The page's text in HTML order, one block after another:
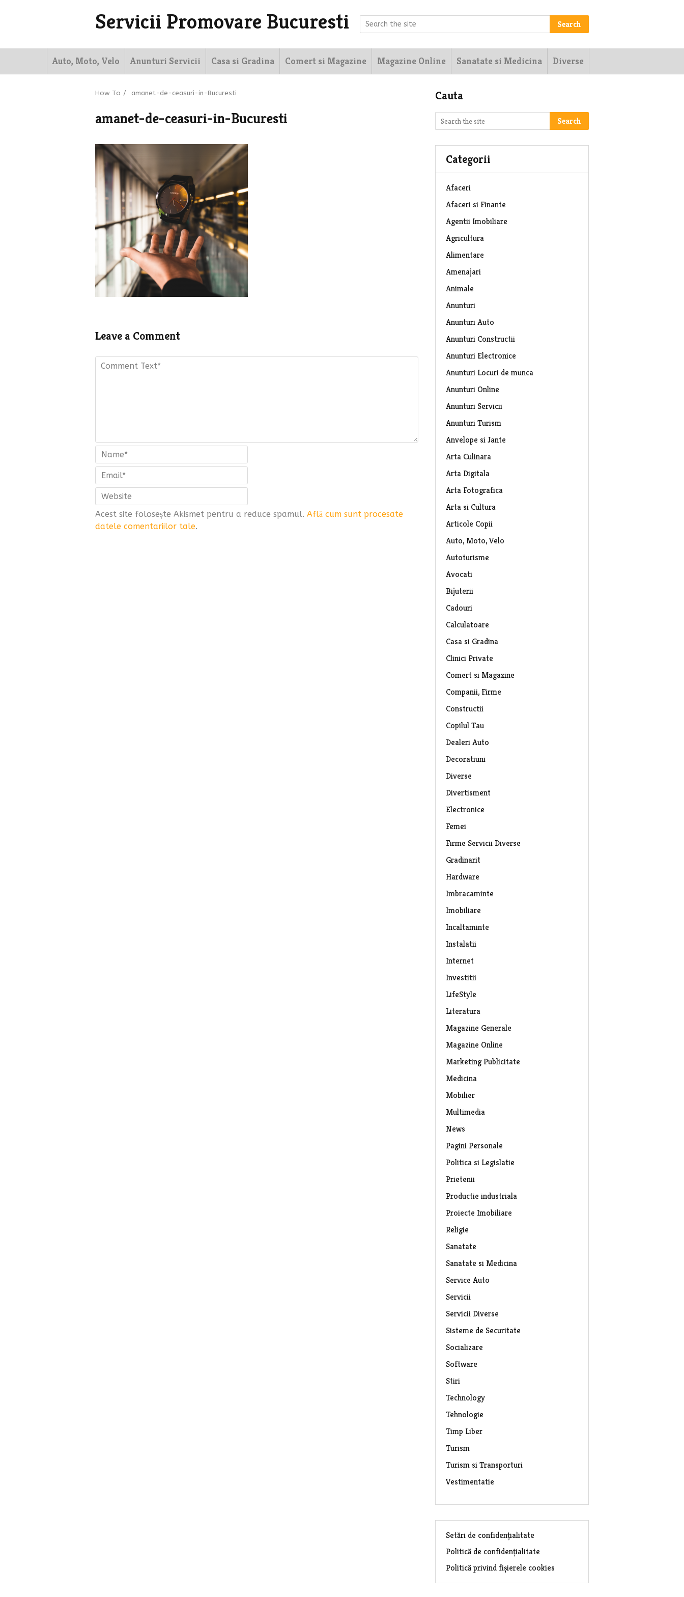
Servicii Promovare Bucuresti Search
Auto, Moto, Velo Anunturi Servicii Casa si Gradina Comert si Magazine Magazine Online Sanatate si Medicina Diverse
How To / amanet-de-ceasuri-in-Bucuresti
amanet-de-ceasuri-in-Bucuresti
Leave a Comment
Acest site folosește Akismet pentru a reduce spamul. Află cum sunt procesate
datele comentariilor tale.
Cauta
Search
Categorii
Afaceri
Afaceri si Finante
Agentii Imobiliare
Agricultura
Alimentare
Amenajari
Animale
Anunturi
Anunturi Auto
Anunturi Constructii
Anunturi Electronice
Anunturi Locuri de munca
Anunturi Online
Anunturi Servicii
Anunturi Turism
Anvelope si Jante
Arta Culinara
Arta Digitala
Arta Fotografica
Arta si Cultura
Articole Copii
Auto, Moto, Velo
Autoturisme
Avocati
Bijuterii
Cadouri
Calculatoare
Casa si Gradina
Clinici Private
Comert si Magazine
Companii, Firme
Constructii
Copilul Tau
Dealeri Auto
Decoratiuni
Diverse
Divertisment
Electronice
Femei
Firme Servicii Diverse
Gradinarit
Hardware
Imbracaminte
Imobiliare
Incaltaminte
Instalatii
Internet
Investitii
LifeStyle
Literatura
Magazine Generale
Magazine Online
Marketing Publicitate
Medicina
Mobilier
Multimedia
News
Pagini Personale
Politica si Legislatie
Prietenii
Productie industriala
Proiecte Imobiliare
Religie
Sanatate
Sanatate si Medicina
Service Auto
Servicii
Servicii Diverse
Sisteme de Securitate
Socializare
Software
Stiri
Technology
Tehnologie
Timp Liber
Turism
Turism si Transporturi
Vestimentatie
Setări de confidențialitate
Politică de confidențialitate
Politică privind fișierele cookies